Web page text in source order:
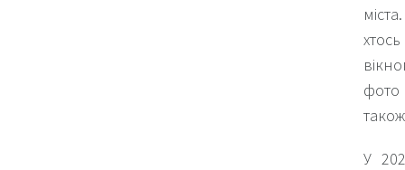
фото
У